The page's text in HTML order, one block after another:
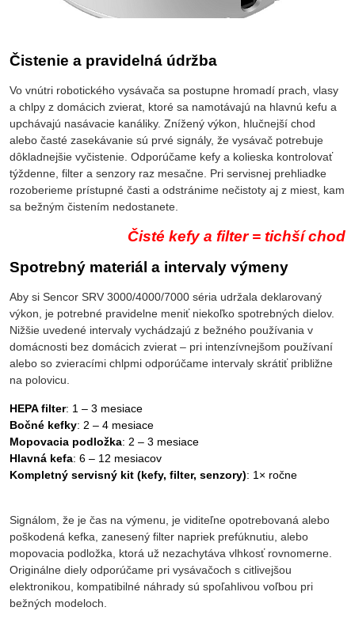
Čistenie a pravidelná údržba
Vo vnútri robotického vysávača sa postupne hromadí prach, vlasy
a chlpy z domácich zvierat, ktoré sa namotávajú na hlavnú kefu a
upchávajú nasávacie kanáliky. Znížený výkon, hlučnejší chod
alebo časté zasekávanie sú prvé signály, že vysávač potrebuje
dôkladnejšie vyčistenie. Odporúčame kefy a kolieska kontrolovať
týždenne, filter a senzory raz mesačne. Pri servisnej prehliadke
rozoberieme prístupné časti a odstránime nečistoty aj z miest, kam
sa bežným čistením nedostanete.
Čisté kefy a filter = tichší chod
Spotrebný materiál a intervaly výmeny
Aby si Sencor SRV 3000/4000/7000 séria udržala deklarovaný
výkon, je potrebné pravidelne meniť niekoľko spotrebných dielov.
Nižšie uvedené intervaly vychádzajú z bežného používania v
domácnosti bez domácich zvierat – pri intenzívnejšom používaní
alebo so zvieracími chlpmi odporúčame intervaly skrátiť približne
na polovicu.
HEPA filter: 1 – 3 mesiace
Bočné kefky: 2 – 4 mesiace
Mopovacia podložka: 2 – 3 mesiace
Hlavná kefa: 6 – 12 mesiacov
Kompletný servisný kit (kefy, filter, senzory): 1× ročne
Signálom, že je čas na výmenu, je viditeľne opotrebovaná alebo
poškodená kefka, zanesený filter napriek prefúknutiu, alebo
mopovacia podložka, ktorá už nezachytáva vlhkosť rovnomerne.
Originálne diely odporúčame pri vysávačoch s citlivejšou
elektronikou, kompatibilné náhrady sú spoľahlivou voľbou pri
bežných modeloch.